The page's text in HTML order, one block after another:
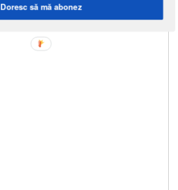
Doresc să mă abonez